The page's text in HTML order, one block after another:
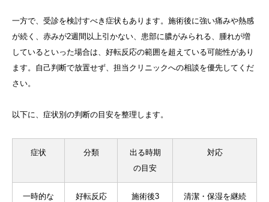
一方で、受診を検討すべき症状もあります。施術後に強い痛みや熱感
が続く、赤みが2週間以上引かない、患部に膿がみられる、腫れが増
しているといった場合は、好転反応の範囲を超えている可能性があり
ます。自己判断で放置せず、担当クリニックへの相談を優先してくだ
さい。
以下に、症状別の判断の目安を整理します。
症状 分類
出る時期
の目安
対応
一時的な
好転反応
施術後3
清潔・保湿を継続